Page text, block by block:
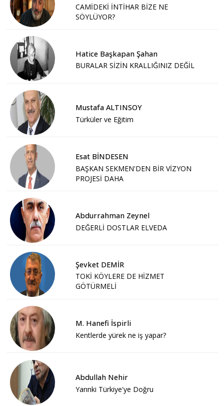
CAMİDEKİ İNTİHAR BİZE NE
SÖYLÜYOR?
Hatice Başkapan Şahan
BURALAR SİZİN KRALLIĞINIZ DEĞİL
Mustafa ALTINSOY
Türküler ve Eğitim
Esat BİNDESEN
BAŞKAN SEKMEN'DEN BİR VİZYON
PROJESİ DAHA
Abdurrahman Zeynel
DEĞERLİ DOSTLAR ELVEDA
Şevket DEMİR
TOKİ KÖYLERE DE HİZMET
GÖTÜRMELİ
M. Hanefi İspirli
Kentlerde yürek ne iş yapar?
Abdullah Nehir
Yarınki Türkiye'ye Doğru